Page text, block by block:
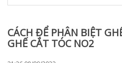
CÁCH ĐỂ PHÂN BIỆT
GHẾ CẮT TÓC NO2